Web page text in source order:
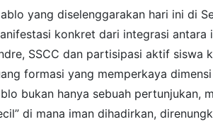
yang diselenggarakan hari ini di
konkret dari integrasi antara
SSCC dan partisipasi aktif siswa
formasi yang memperkaya
bukan hanya sebuah pertunjukan,
di mana iman dihadirkan,